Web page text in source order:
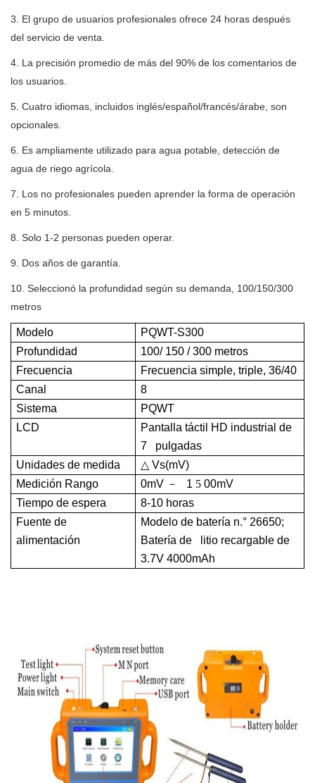
3. El grupo de usuarios profesionales ofrece 24 horas después
del servicio de venta.
4. La precisión promedio de más del 90% de los comentarios de
los usuarios.
5. Cuatro idiomas, incluidos inglés/español/francés/árabe, son
opcionales.
6. Es ampliamente utilizado para agua potable, detección de
agua de riego agrícola.
7. Los no profesionales pueden aprender la forma de operación
en 5 minutos.
8. Solo 1-2 personas pueden operar.
9. Dos años de garantía.
10. Seleccionó la profundidad según su demanda, 100/150/300
metros
Modelo
PQWT-S300
Profundidad
100/ 150 / 300 metros
Frecuencia
Frecuencia simple, triple, 36/40
Canal
8
Sistema
PQWT
LCD
Pantalla táctil HD industrial de
7 pulgadas
Unidades de medida
△ Vs(mV)
Medición Rango 0mV － 1 5 00mV
Tiempo de espera
8-10 horas
Fuente de
alimentación
Modelo de batería n.° 26650;
Batería de litio recargable de
3.7V 4000mAh